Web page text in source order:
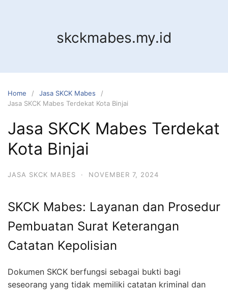
skckmabes.my.id
Home
Jasa SKCK Mabes
Jasa SKCK Mabes Terdekat Kota Binjai
Jasa SKCK Mabes Terdekat
Kota Binjai
JASA SKCK MABES · NOVEMBER 7, 2024
SKCK Mabes: Layanan dan Prosedur
Pembuatan Surat Keterangan
Catatan Kepolisian
Dokumen SKCK berfungsi sebagai bukti bagi
seseorang yang tidak memiliki catatan kriminal dan